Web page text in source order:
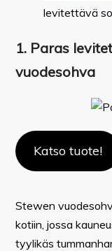
levitettävä
1. Paras
vuodesohva
Katso tuote!
Stewen
kotiin, jossa
tyylikäs